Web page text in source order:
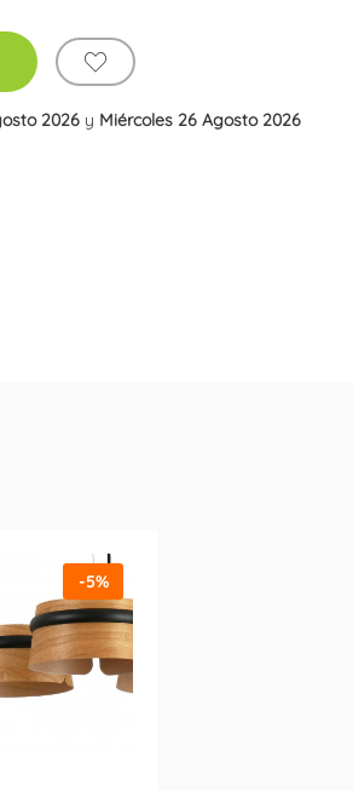
2026 y Miércoles 26 Agosto 2026
-5%